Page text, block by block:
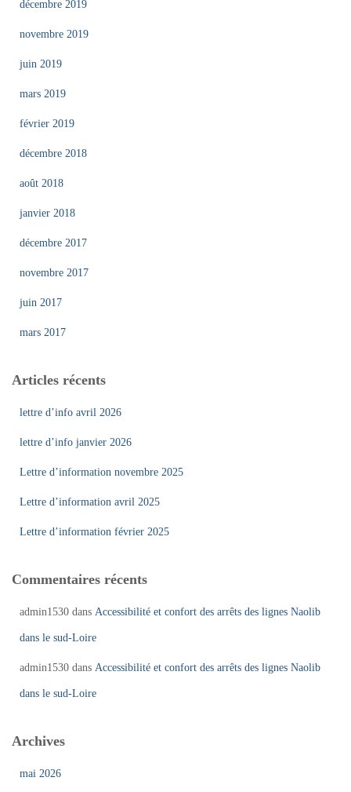
décembre 2019
novembre 2019
juin 2019
mars 2019
février 2019
décembre 2018
août 2018
janvier 2018
décembre 2017
novembre 2017
juin 2017
mars 2017
Articles récents
lettre d’info avril 2026
lettre d’info janvier 2026
Lettre d’information novembre 2025
Lettre d’information avril 2025
Lettre d’information février 2025
Commentaires récents
admin1530 dans Accessibilité et confort des arrêts des lignes Naolib
dans le sud-Loire
admin1530 dans Accessibilité et confort des arrêts des lignes Naolib
dans le sud-Loire
Archives
mai 2026